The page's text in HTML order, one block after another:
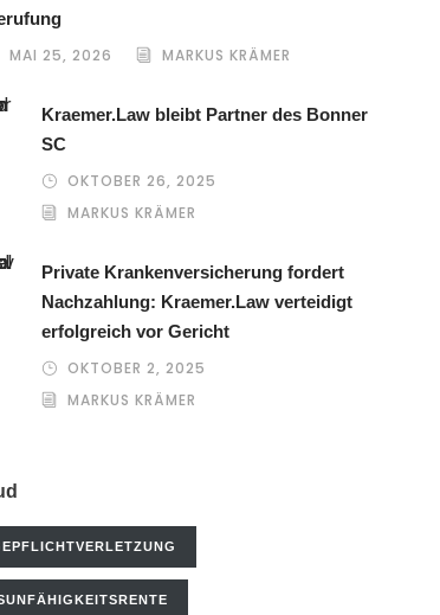
MAI 25, 2026
MARKUS KRÄMER
Kraemer.Law bleibt Partner des Bonner
SC
OKTOBER 26, 2025
MARKUS KRÄMER
Private Krankenversicherung fordert
Nachzahlung: Kraemer.Law verteidigt
erfolgreich vor Gericht
OKTOBER 2, 2025
MARKUS KRÄMER